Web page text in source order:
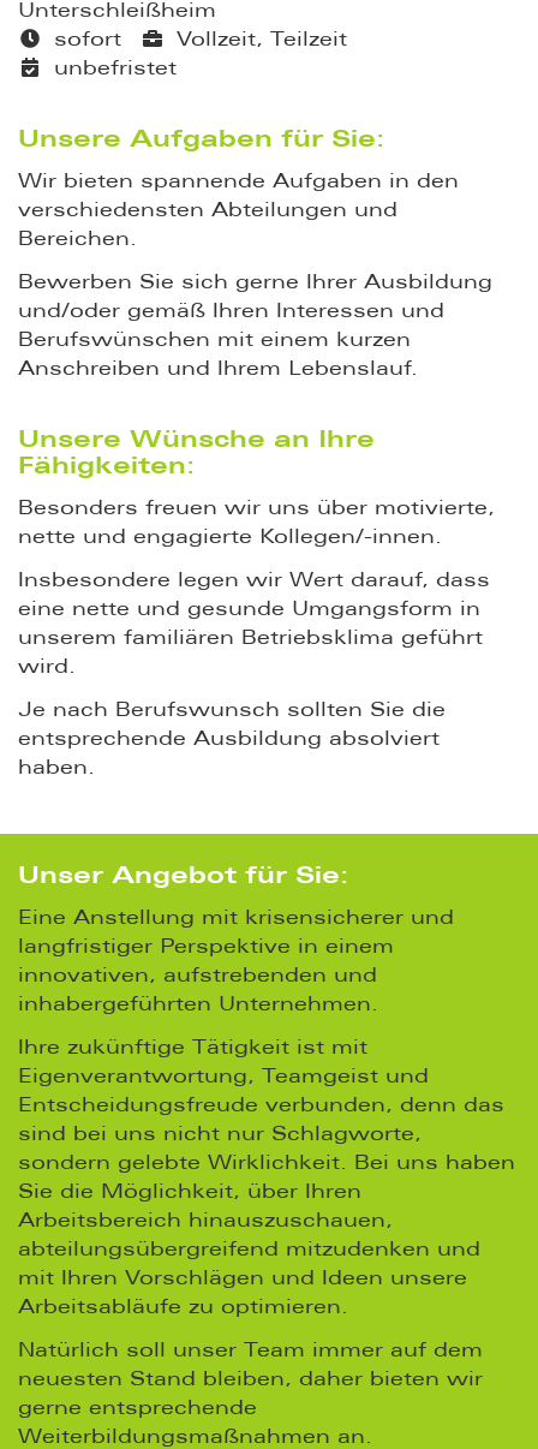
Unterschleißheim
sofort
Vollzeit, Teilzeit
unbefristet
Unsere Aufgaben für Sie:
Wir bieten spannende Aufgaben in den
verschiedensten Abteilungen und
Bereichen.
Bewerben Sie sich gerne Ihrer Ausbildung
und/oder gemäß Ihren Interessen und
Berufswünschen mit einem kurzen
Anschreiben und Ihrem Lebenslauf.
Unsere Wünsche an Ihre
Fähigkeiten:
Besonders freuen wir uns über motivierte,
nette und engagierte Kollegen/-innen.
Insbesondere legen wir Wert darauf, dass
eine nette und gesunde Umgangsform in
unserem familiären Betriebsklima geführt
wird.
Je nach Berufswunsch sollten Sie die
entsprechende Ausbildung absolviert
haben.
Unser Angebot für Sie:
Eine Anstellung mit krisensicherer und
langfristiger Perspektive in einem
innovativen, aufstrebenden und
inhabergeführten Unternehmen.
Ihre zukünftige Tätigkeit ist mit
Eigenverantwortung, Teamgeist und
Entscheidungsfreude verbunden, denn das
sind bei uns nicht nur Schlagworte,
sondern gelebte Wirklichkeit. Bei uns haben
Sie die Möglichkeit, über Ihren
Arbeitsbereich hinauszuschauen,
abteilungsübergreifend mitzudenken und
mit Ihren Vorschlägen und Ideen unsere
Arbeitsabläufe zu optimieren.
Natürlich soll unser Team immer auf dem
neuesten Stand bleiben, daher bieten wir
gerne entsprechende
Weiterbildungsmaßnahmen an.